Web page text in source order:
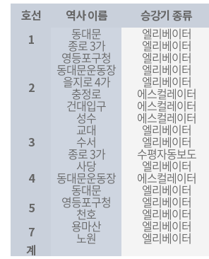
호선 역사 이름 승강기 종류
1
동대문 엘리베이터
종로 3가 엘리베이터
2
영등포구청 엘리베이터
동대문운동장 엘리베이터
을지로 4가 엘리베이터
충정로 에스컬레이터
건대입구 에스컬레이터
성수 에스컬레이터
3
교대 엘리베이터
수서 엘리베이터
종로 3가 수평자동보도
4
사당 엘리베이터
동대문운동장 에스컬레이터
동대문 엘리베이터
5
영등포구청 엘리베이터
천호 엘리베이터
7
용마산 엘리베이터
노원 엘리베이터
계